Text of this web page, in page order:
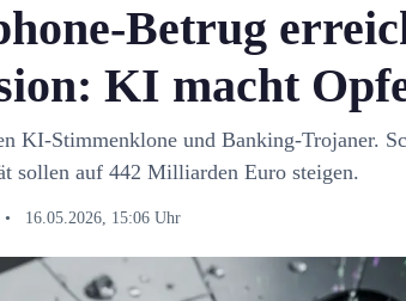
Betrug
KI macht
KI-Stimmenklone und Banking-Trojaner.
sollen auf 442 Milliarden Euro steigen.
• 16.05.2026, 15:06 Uhr